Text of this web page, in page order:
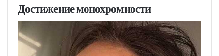
Достижение монохромности